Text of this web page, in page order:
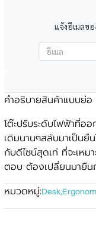
แจ้งอีเมลข
คำอธิบายสินค้าแบบย่อ
โต๊ะปรับระดับไฟฟ้าที่
เดิมนานๆสลับมาเป็น
กับดีไซน์สุดเท่ ที่จะเหม
ตอบ ต้องเปลี่ยนมายืน
หมวดหมู่: Desk,